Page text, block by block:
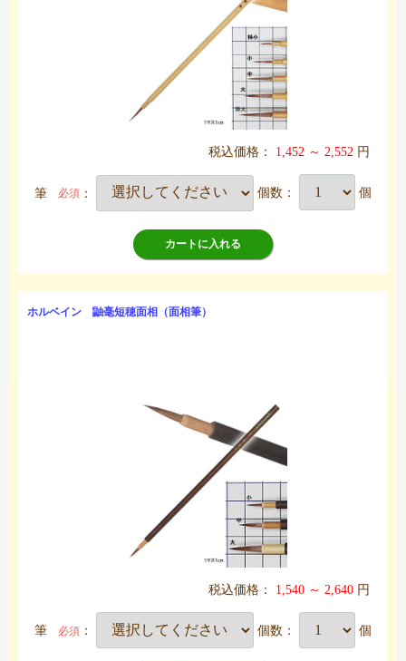
税込価格： 1,452 ～ 2,552 円
筆 必須 ： 個数： 個
カートに入れる
ホルベイン 鼬毫短穂面相（面相筆）
税込価格： 1,540 ～ 2,640 円
筆 必須 ： 個数： 個